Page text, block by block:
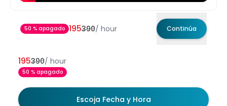
50 % apagado 195390/ hour Continúa
50 % apagado
195390/ hour
Escoja Fecha y Hora